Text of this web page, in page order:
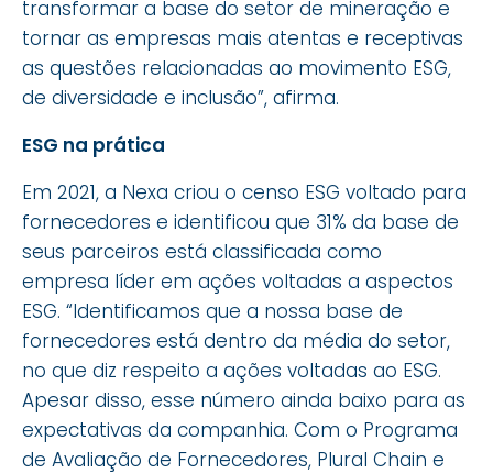
transformar a base do setor de mineração e
tornar as empresas mais atentas e receptivas
as questões relacionadas ao movimento ESG,
de diversidade e inclusão”, afirma.
ESG na prática
Em 2021, a Nexa criou o censo ESG voltado para
fornecedores e identificou que 31% da base de
seus parceiros está classificada como
empresa líder em ações voltadas a aspectos
ESG. “Identificamos que a nossa base de
fornecedores está dentro da média do setor,
no que diz respeito a ações voltadas ao ESG.
Apesar disso, esse número ainda baixo para as
expectativas da companhia. Com o Programa
de Avaliação de Fornecedores, Plural Chain e